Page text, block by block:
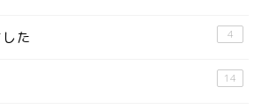
た 4
14